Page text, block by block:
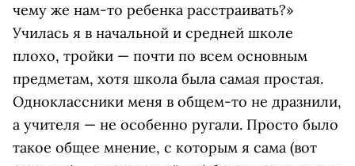
чему же нам-то ребенка расстраивать?»
Училась я в начальной и средней школе
плохо, тройки — почти по всем основным
предметам, хотя школа была самая простая.
Одноклассники меня в общем-то не дразнили,
а учителя — не особенно ругали. Просто было
такое общее мнение, с которым я сама (вот